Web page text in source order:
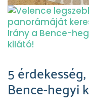
5
Bence-hegyi